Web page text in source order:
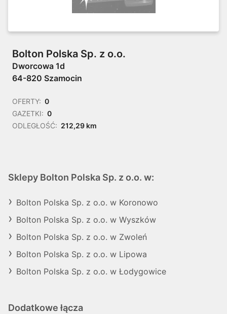
Bolton Polska Sp. z o.o.
Dworcowa 1d
64-820 Szamocin
OFERTY: 0
GAZETKI: 0
ODLEGŁOŚĆ: 212,29 km
Sklepy Bolton Polska Sp. z o.o. w:
Bolton Polska Sp. z o.o. w Koronowo
Bolton Polska Sp. z o.o. w Wyszków
Bolton Polska Sp. z o.o. w Zwoleń
Bolton Polska Sp. z o.o. w Lipowa
Bolton Polska Sp. z o.o. w Łodygowice
Dodatkowe łącza